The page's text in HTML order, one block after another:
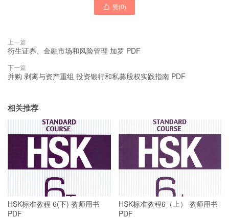
 赞(0)
上一篇
衍生证券、金融市场和风险管理 加罗 PDF
下一篇
并购 剥离与资产重组 投资银行和私募股权实践指南 PDF
相关推荐
HSK标准教程 6(下) 教师用书
PDF
HSK标准教程6（上） 教师用书
PDF